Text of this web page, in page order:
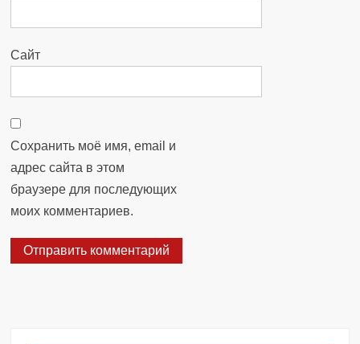
Сайт
Сохранить моё имя, email и
адрес сайта в этом
браузере для последующих
моих комментариев.